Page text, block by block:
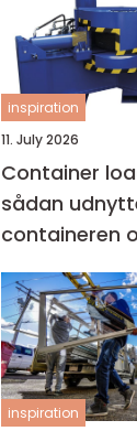
inspiration
11. July 2026
Container
sådan
containeren
inspiration